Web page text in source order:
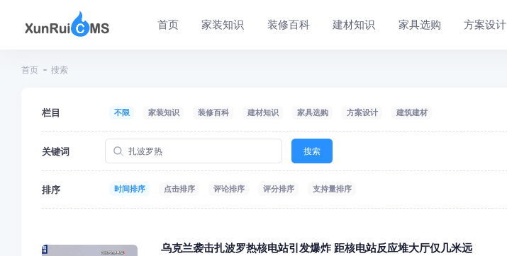
首页 家装知识 装修百科 建材知识 家具选购 方案设计
首页 搜索
栏目 不限 家装知识 装修百科 建材知识 家具选购 方案设计 建筑建材
关键词 搜索
排序 时间排序 点击排序 评论排序 评分排序 支持量排序
乌克兰袭击扎波罗热核电站引发爆炸 距核电站反应堆大厅仅几米远